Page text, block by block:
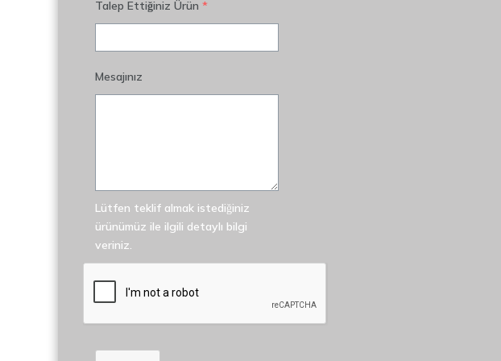
Talep Ettiğiniz Ürün *
Mesajınız
Lütfen teklif almak istediğiniz
ürünümüz ile ilgili detaylı bilgi
veriniz.